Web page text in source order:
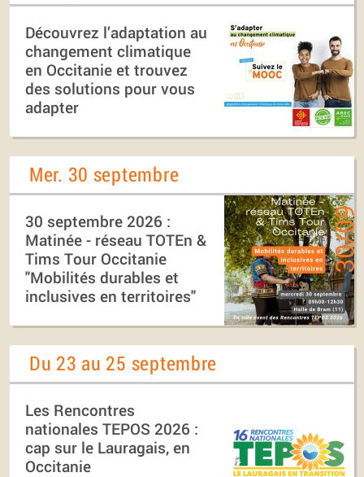
Découvrez l’adaptation au
changement climatique
en Occitanie et trouvez
des solutions pour vous
adapter
Mer. 30 septembre
30 septembre 2026 :
Matinée - réseau TOTEn &
Tims Tour Occitanie
"Mobilités durables et
inclusives en territoires"
Du 23 au 25 septembre
Les Rencontres
nationales TEPOS 2026 :
cap sur le Lauragais, en
Occitanie